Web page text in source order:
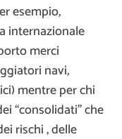
esempio,
internazionale
merci
navi,
mentre per chi
“consolidati” che
rischi , delle